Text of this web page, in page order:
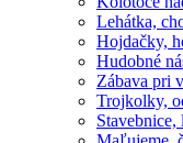
Lehátka,
Hojdačky,
Hudobné
Zábava pri
Trojkolky,
Stavebnice,